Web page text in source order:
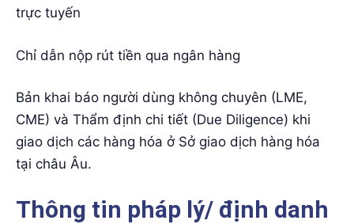
trực tuyến
Chỉ dẫn nộp rút tiền qua ngân hàng
Bản khai báo người dùng không chuyên (LME,
CME) và Thẩm định chi tiết (Due Diligence) khi
giao dịch các hàng hóa ở Sở giao dịch hàng hóa
tại châu Âu.
Thông tin pháp lý/ định danh